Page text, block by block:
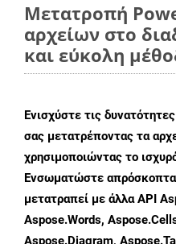
Μετατροπή
αρχείων στο
και εύκολη
Ενισχύστε τις
σας μετατρέποντας τα
χρησιμοποιώντας το
Ενσωματώστε απρόσκοπτα
μετατραπεί με άλλα API
Aspose.Words,
Aspose.Diagram,